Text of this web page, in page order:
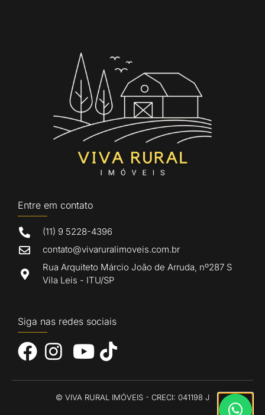
Entre em contato
(11) 9 5228-4396
contato@vivaruralimoveis.com.br
Rua Arquiteto Márcio João de Arruda, nº287 S
Vila Leis - ITU/SP
Siga nas redes sociais
© VIVA RURAL IMÓVEIS - CRECI: 041198 J